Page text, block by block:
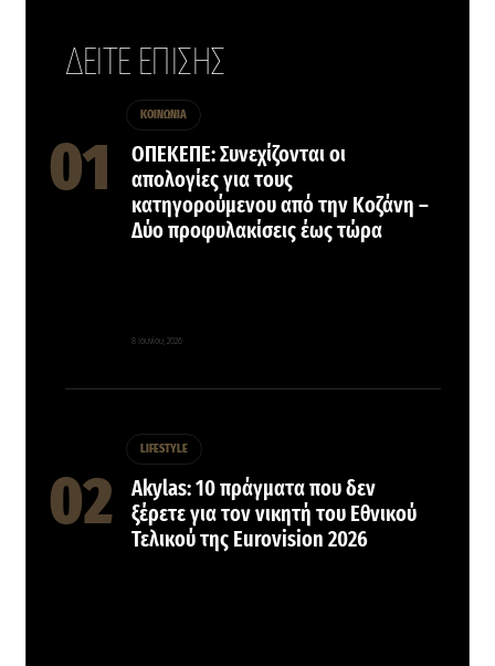
ΔΕΙΤΕ ΕΠΙΣΗΣ
ΚΟΙΝΩΝΙΑ
ΟΠΕΚΕΠΕ: Συνεχίζονται οι
απολογίες για τους
κατηγορούμενου από την Κοζάνη –
Δύο προφυλακίσεις έως τώρα
8 Ιουνίου, 2026
LIFESTYLE
Akylas: 10 πράγματα που δεν
ξέρετε για τον νικητή του Εθνικού
Τελικού της Eurovision 2026